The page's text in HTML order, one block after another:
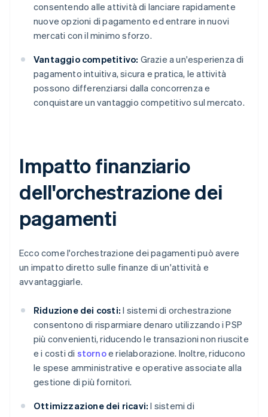
consentendo alle attività di lanciare rapidamente
nuove opzioni di pagamento ed entrare in nuovi
mercati con il minimo sforzo.
Vantaggio competitivo: Grazie a un'esperienza di
pagamento intuitiva, sicura e pratica, le attività
possono differenziarsi dalla concorrenza e
conquistare un vantaggio competitivo sul mercato.
Impatto finanziario
dell'orchestrazione dei
pagamenti
Ecco come l'orchestrazione dei pagamenti può avere
un impatto diretto sulle finanze di un'attività e
avvantaggiarle.
Riduzione dei costi: I sistemi di orchestrazione
consentono di risparmiare denaro utilizzando i PSP
più convenienti, riducendo le transazioni non riuscite
e i costi di stornoe rielaborazione. Inoltre, riducono
le spese amministrative e operative associate alla
gestione di più fornitori.
Ottimizzazione dei ricavi: I sistemi di